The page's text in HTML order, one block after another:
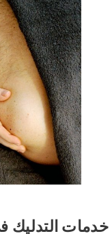
خدمات التدليك